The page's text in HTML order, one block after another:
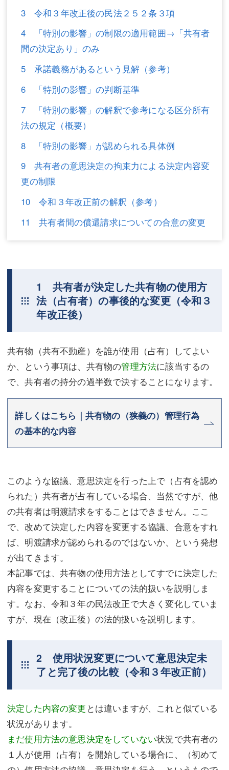
企業法務
労働問題（解雇，残業等）
刑事弁護
交通事故
不動産登記
商業登記
調査・書面作成
債務整理
マスコミ取材・実績
アクセス
東京事務所 (新宿・四谷)
労働問題（解雇，残業等）
刑事弁護
交通事故
不動産登記
商業登記
調査・書面作成
債務整理
マスコミ取材・実績
アクセス
東京事務所 (新宿・四谷)
埼玉事務所 (さいたま市)
お問い合せフォーム
3 令和３年改正後の民法２５２条３項
4 「特別の影響」の制限の適用範囲→「共有者
間の決定あり」のみ
5 承諾義務があるという見解（参考）
6 「特別の影響」の判断基準
7 「特別の影響」の解釈で参考になる区分所有
法の規定（概要）
8 「特別の影響」が認められる具体例
9 共有者の意思決定の拘束力による決定内容変
更の制限
10 令和３年改正前の解釈（参考）
11 共有者間の償還請求についての合意の変更
1 共有者が決定した共有物の使用方
法（占有者）の事後的な変更（令和３
年改正後）
共有物（共有不動産）を誰が使用（占有）してよい
か、という事項は、共有物の管理方法に該当するの
で、共有者の持分の過半数で決することになります。
詳しくはこちら｜共有物の（狭義の）管理行為
の基本的な内容
このような協議、意思決定を行った上で（占有を認め
られた）共有者が占有している場合、当然ですが、他
の共有者は明渡請求をすることはできません。ここ
で、改めて決定した内容を変更する協議、合意をすれ
ば、明渡請求が認められるのではないか、という発想
が出てきます。
本記事では、共有物の使用方法としてすでに決定した
内容を変更することについての法的扱いを説明しま
す。なお、令和３年の民法改正で大きく変化していま
すが、現在（改正後）の法的扱いを説明します。
2 使用状況変更について意思決定未
了と完了後の比較（令和３年改正前）
決定した内容の変更 とは違いますが、これと似ている
状況があります。
まだ使用方法の意思決定をしていない状況で共有者の
１人が使用（占有）を開始している場合に、（初めて